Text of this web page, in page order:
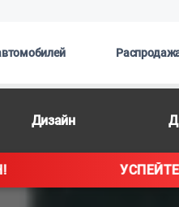
Дизайн
АВТОМОБИЛЬ ДО